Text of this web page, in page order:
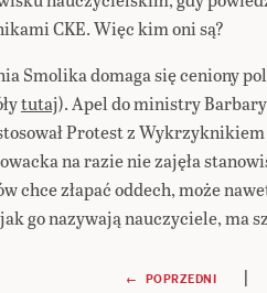
CKE. Więc kim oni są?
Smolika domaga się ceniony
tutaj). Apel do ministry
Protest z
na razie nie zajęła
chce złapać oddech, może
go nazywają nauczyciele, ma
← POPRZEDNI |